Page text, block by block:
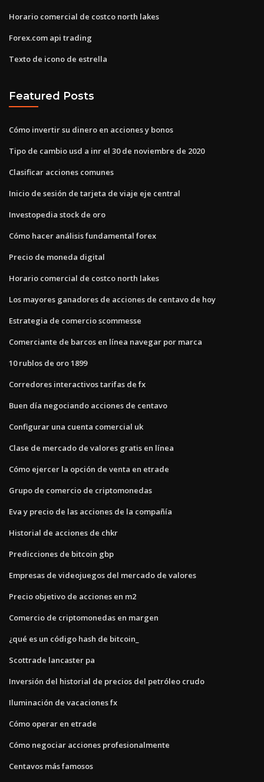
Horario comercial de costco north lakes
Forex.com api trading
Texto de icono de estrella
Featured Posts
Cómo invertir su dinero en acciones y bonos
Tipo de cambio usd a inr el 30 de noviembre de 2020
Clasificar acciones comunes
Inicio de sesión de tarjeta de viaje eje central
Investopedia stock de oro
Cómo hacer análisis fundamental forex
Precio de moneda digital
Horario comercial de costco north lakes
Los mayores ganadores de acciones de centavo de hoy
Estrategia de comercio scommesse
Comerciante de barcos en línea navegar por marca
10 rublos de oro 1899
Corredores interactivos tarifas de fx
Buen día negociando acciones de centavo
Configurar una cuenta comercial uk
Clase de mercado de valores gratis en línea
Cómo ejercer la opción de venta en etrade
Grupo de comercio de criptomonedas
Eva y precio de las acciones de la compañía
Historial de acciones de chkr
Predicciones de bitcoin gbp
Empresas de videojuegos del mercado de valores
Precio objetivo de acciones en m2
Comercio de criptomonedas en margen
¿qué es un código hash de bitcoin_
Scottrade lancaster pa
Inversión del historial de precios del petróleo crudo
Iluminación de vacaciones fx
Cómo operar en etrade
Cómo negociar acciones profesionalmente
Centavos más famosos